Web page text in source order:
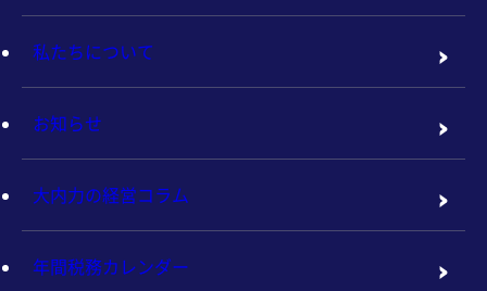
私たちについて
お知らせ
大内力の経営コラム
年間税務カレンダー